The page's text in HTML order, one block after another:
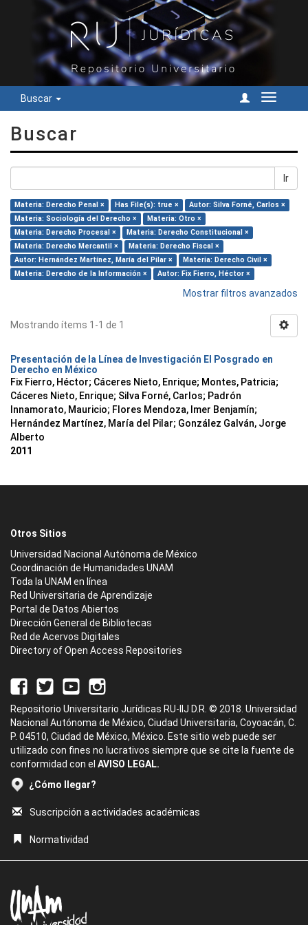
Buscar
Cambiar
Buscar
Ir
Materia: Derecho Penal × Has File(s): true ×
Autor: Silva Forné, Carlos ×
Materia: Sociología del Derecho ×
Materia: Otro ×
Materia: Derecho Procesal ×
Materia: Derecho Constitucional ×
Materia: Derecho Mercantil ×
Materia: Derecho Fiscal ×
Autor: Hernández Martínez, María del Pilar ×
Materia: Derecho Civil ×
Materia: Derecho de la Información ×
Autor: Fix Fierro, Héctor ×
Mostrar filtros avanzados
Mostrando ítems 1-1 de 1
Presentación de la Línea de Investigación El Posgrado en
Derecho en México
Fix Fierro, Héctor; Cáceres Nieto, Enrique; Montes, Patricia;
Cáceres Nieto, Enrique; Silva Forné, Carlos; Padrón
Innamorato, Mauricio; Flores Mendoza, Imer Benjamín;
Hernández Martínez, María del Pilar; González Galván, Jorge
Alberto
2011
Otros Sitios
Universidad Nacional Autónoma de México
Coordinación de Humanidades UNAM
Toda la UNAM en línea
Red Universitaria de Aprendizaje
Portal de Datos Abiertos
Dirección General de Bibliotecas
Red de Acervos Digitales
Directory of Open Access Repositories
Repositorio Universitario Jurídicas RU-IIJ D.R. © 2018. Universidad
Nacional Autónoma de México, Ciudad Universitaria, Coyoacán, C.
P. 04510, Ciudad de México, México. Este sitio web puede ser
utilizado con fines no lucrativos siempre que se cite la fuente de
conformidad con el AVISO LEGAL.
¿Cómo llegar?
Suscripción a actividades académicas
Normatividad